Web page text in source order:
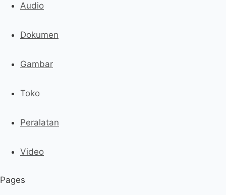
Audio
Dokumen
Gambar
Toko
Peralatan
Video
Pages